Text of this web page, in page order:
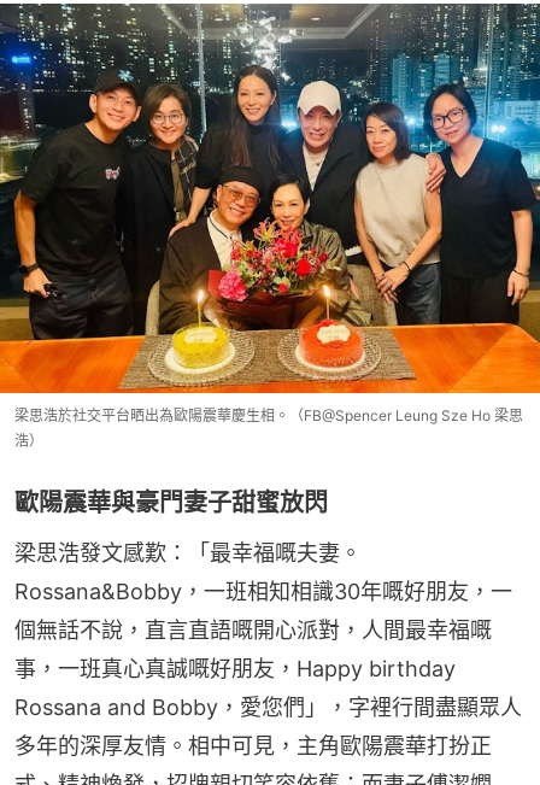
梁思浩於社交平台晒出為歐陽震華慶生相。（FB@Spencer Leung Sze Ho 梁思
浩）
歐陽震華與豪門妻子甜蜜放閃
梁思浩發文感歎：「最幸福嘅夫妻。
Rossana&Bobby，一班相知相識30年嘅好朋友，一
個無話不說，直言直語嘅開心派對，人間最幸福嘅
事，一班真心真誠嘅好朋友，Happy birthday
Rossana and Bobby，愛您們」，字裡行間盡顯眾人
多年的深厚友情。相中可見，主角歐陽震華打扮正